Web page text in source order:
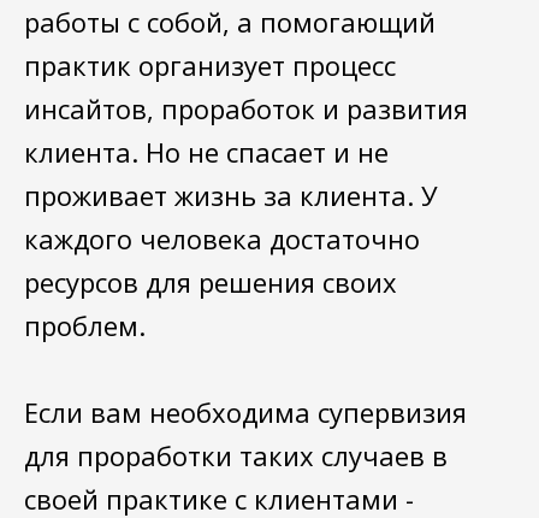
работы с собой, а помогающий
практик организует процесс
инсайтов, проработок и развития
клиента. Но не спасает и не
проживает жизнь за клиента. У
каждого человека достаточно
ресурсов для решения своих
проблем.
Если вам необходима супервизия
для проработки таких случаев в
своей практике с клиентами -